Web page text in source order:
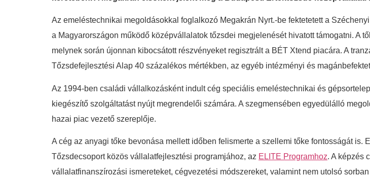
Az emeléstechnikai megoldásokkal foglalkozó Megakrán Nyrt.-be fektetetett a
a Magyarországon működő középvállalatok tőzsdei megjelenését hivatott támogatni. A
melynek során újonnan kibocsátott részvényeket regisztrált a BÉT Xtend piacára. A
Tőzsdefejlesztési Alap 40 százalékos mértékben, az egyéb intézményi és
Az 1994-ben családi vállalkozásként indult cég speciális emeléstechnikai és
kiegészítő szolgáltatást nyújt megrendelői számára. A szegmensében egyedülálló
hazai piac vezető szereplője.
A cég az anyagi tőke bevonása mellett időben felismerte a szellemi tőke fontosságát is.
Tőzsdecsoport közös vállalatfejlesztési programjához, az ELITE Programhoz. A képzés
vállalatfinanszírozási ismereteket, cégvezetési módszereket, valamint nem utolsó